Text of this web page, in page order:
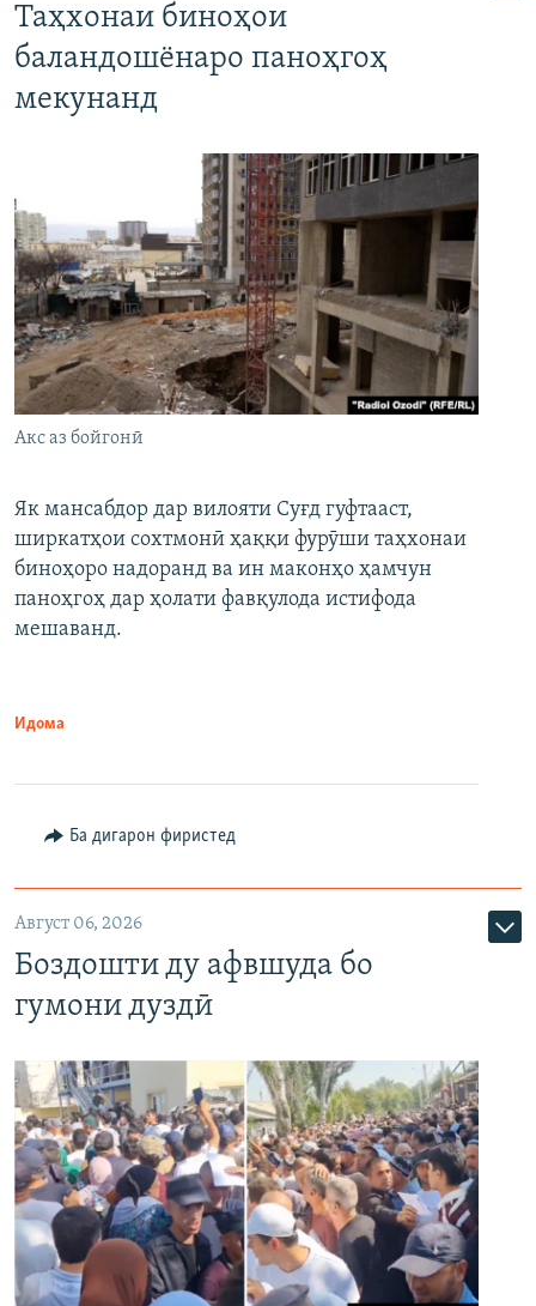
Таҳхонаи биноҳои
баландошёнаро паноҳгоҳ
мекунанд
Акс аз бойгонӣ
Як мансабдор дар вилояти Суғд гуфтааст,
ширкатҳои сохтмонӣ ҳаққи фурӯши таҳхонаи
биноҳоро надоранд ва ин маконҳо ҳамчун
паноҳгоҳ дар ҳолати фавқулода истифода
мешаванд.
Идома
Ба дигарон фиристед
Август 06, 2026
Боздошти ду афвшуда бо
гумони дуздӣ